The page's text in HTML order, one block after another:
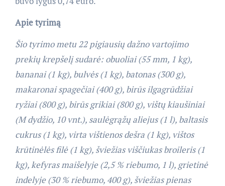
Apie tyrimą
Šio tyrimo metu 22pigiausių dažno vartojimo
prekių krepšelį sudarė: obuoliai (55 mm, 1 kg),
bananai (1 kg), bulvės (1 kg), batonas (300 g),
makaronai spagečiai (400 g), birūs ilgagrūdžiai
ryžiai (800 g), birūs grikiai (800 g), vištų kiaušiniai
(M dydžio, 10 vnt.), saulėgrąžų aliejus (1 l), baltasis
cukrus (1 kg), virta vištienos dešra (1 kg), vištos
krūtinėlės filė (1 kg), šviežias viščiukas broileris (1
kg),kefyras maišelyje (2,5 % riebumo, 1 l), grietinė
indelyje (30 % riebumo, 400 g), šviežias pienas